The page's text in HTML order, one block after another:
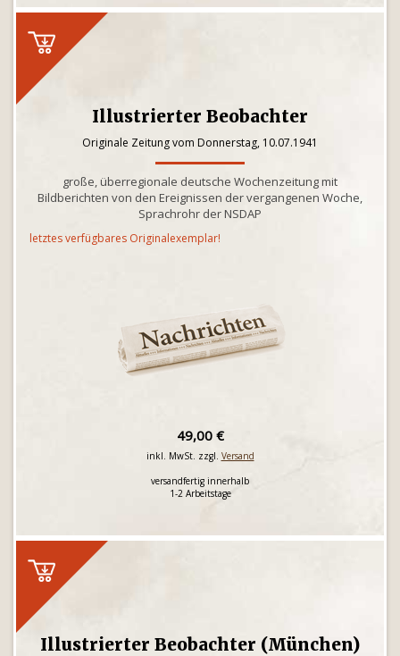
Illustrierter Beobachter
Originale Zeitung vom Donnerstag, 10.07.1941
große, überregionale deutsche Wochenzeitung mit
Bildberichten von den Ereignissen der vergangenen Woche,
Sprachrohr der NSDAP
letztes verfügbares Originalexemplar!
49,00 €
inkl. MwSt. zzgl. Versand
versandfertig innerhalb
1-2 Arbeitstage
Illustrierter Beobachter (München)